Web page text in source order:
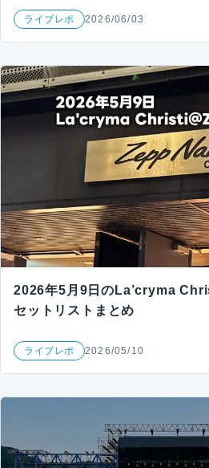
ライブレポ 2026/06/03
2026年5月9日のLa’cryma
セットリストまとめ
ライブレポ 2026/05/10